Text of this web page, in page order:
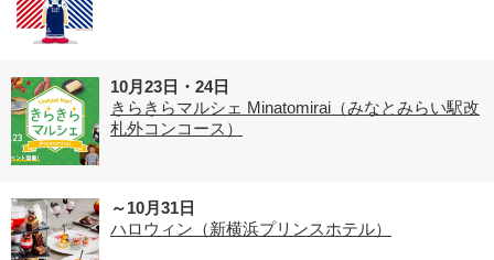
10月23日・24日
きらきらマルシェ Minatomirai（みなとみらい駅改
札外コンコース）
～10月31日
ハロウィン（新横浜プリンスホテル）